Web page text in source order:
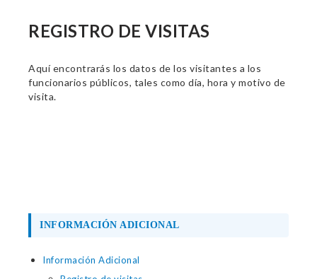
REGISTRO DE VISITAS
Aquí encontrarás los datos de los visitantes a los
funcionarios públicos, tales como día, hora y motivo de
visita.
INFORMACIÓN ADICIONAL
Información Adicional